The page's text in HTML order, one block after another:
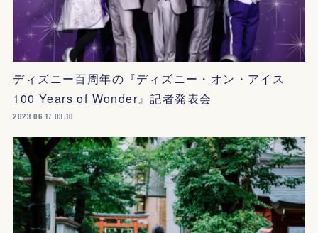
ディズニー百周年の『ディズニー・オン・アイス
100 Years of Wonder』記者発表会
2023.06.17 03:10